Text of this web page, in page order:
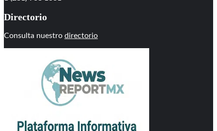
Directorio
Consulta nuestro directorio